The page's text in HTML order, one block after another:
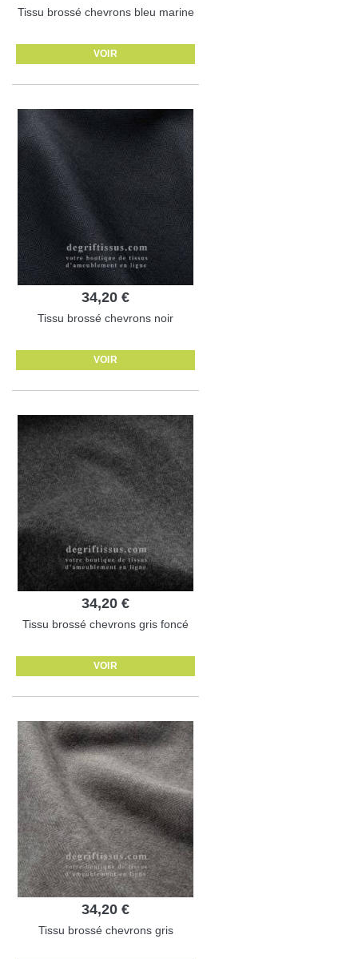
Tissu brossé chevrons bleu marine
VOIR
34,20 €
Tissu brossé chevrons noir
VOIR
34,20 €
Tissu brossé chevrons gris foncé
VOIR
34,20 €
Tissu brossé chevrons gris